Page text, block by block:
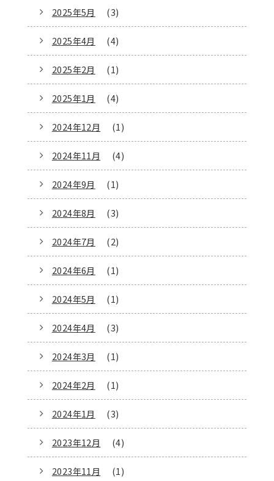
2025年5月 (3)
2025年4月 (4)
2025年2月 (1)
2025年1月 (4)
2024年12月 (1)
2024年11月 (4)
2024年9月 (1)
2024年8月 (3)
2024年7月 (2)
2024年6月 (1)
2024年5月 (1)
2024年4月 (3)
2024年3月 (1)
2024年2月 (1)
2024年1月 (3)
2023年12月 (4)
2023年11月 (1)